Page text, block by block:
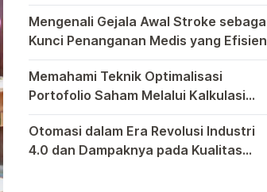
Dunia Mobil Listrik
Bagi pecinta otomotif mungkin perlu
Mengenali Gejala Awal Stroke
Kunci Penanganan Medis yang Efisien
Bagi yang memiliki anggota keluarga
Memahami Teknik Optimalisasi
Portofolio Saham Melalui Kalkulasi
Return Investasi
Kewajiban untuk memahami teknik
Otomasi dalam Era Revolusi Industri
4.0 dan Dampaknya pada Kualitas